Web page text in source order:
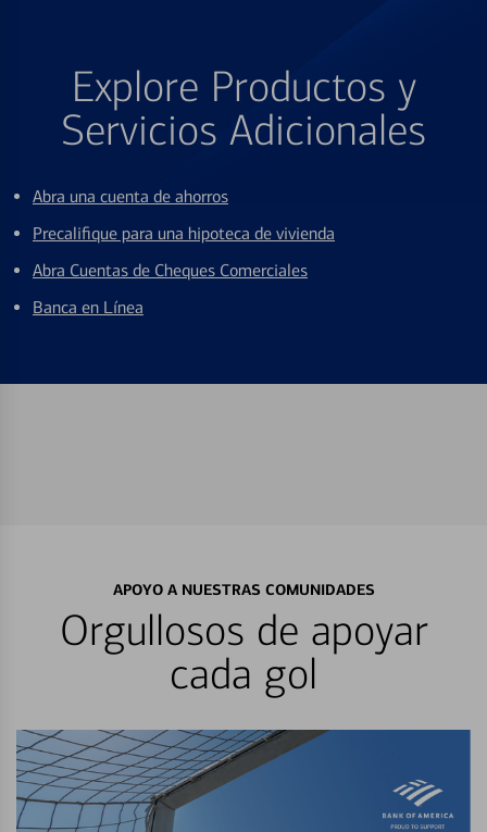
Explore Productos y
Servicios Adicionales
Abra una cuenta de ahorros
Precalifique para una hipoteca de vivienda
Abra Cuentas de Cheques Comerciales
Banca en Línea
APOYO A NUESTRAS COMUNIDADES
Orgullosos de apoyar
cada gol